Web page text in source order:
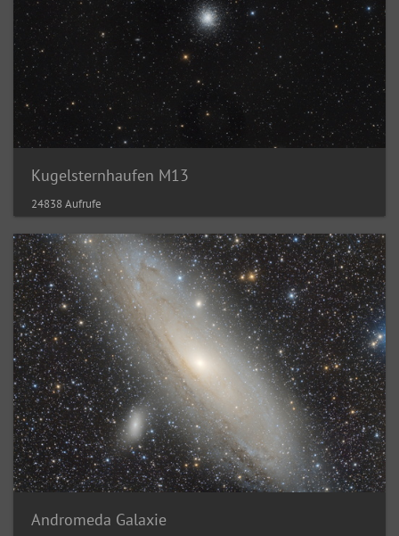
Kugelsternhaufen M13
24838 Aufrufe
Andromeda Galaxie